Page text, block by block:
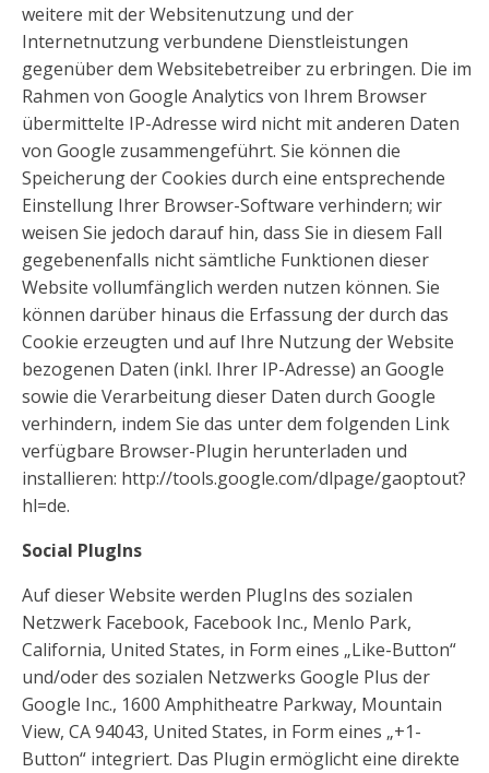
weitere mit der Websitenutzung und der
Internetnutzung verbundene Dienstleistungen
gegenüber dem Websitebetreiber zu erbringen. Die im
Rahmen von Google Analytics von Ihrem Browser
übermittelte IP-Adresse wird nicht mit anderen Daten
von Google zusammengeführt. Sie können die
Speicherung der Cookies durch eine entsprechende
Einstellung Ihrer Browser-Software verhindern; wir
weisen Sie jedoch darauf hin, dass Sie in diesem Fall
gegebenenfalls nicht sämtliche Funktionen dieser
Website vollumfänglich werden nutzen können. Sie
können darüber hinaus die Erfassung der durch das
Cookie erzeugten und auf Ihre Nutzung der Website
bezogenen Daten (inkl. Ihrer IP-Adresse) an Google
sowie die Verarbeitung dieser Daten durch Google
verhindern, indem Sie das unter dem folgenden Link
verfügbare Browser-Plugin herunterladen und
installieren: http://tools.google.com/dlpage/gaoptout?
hl=de.
Social PlugIns
Auf dieser Website werden PlugIns des sozialen
Netzwerk Facebook, Facebook Inc., Menlo Park,
California, United States, in Form eines „Like-Button“
und/oder des sozialen Netzwerks Google Plus der
Google Inc., 1600 Amphitheatre Parkway, Mountain
View, CA 94043, United States, in Form eines „+1-
Button“ integriert. Das Plugin ermöglicht eine direkte